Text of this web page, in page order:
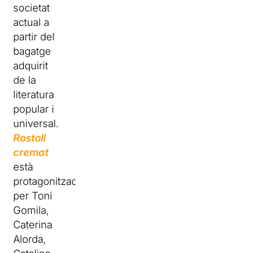
societat
actual a
partir del
bagatge
adquirit
de la
literatura
popular i
universal.
Rostoll
cremat
està
protagonitzada
per Toni
Gomila,
Caterina
Alorda,